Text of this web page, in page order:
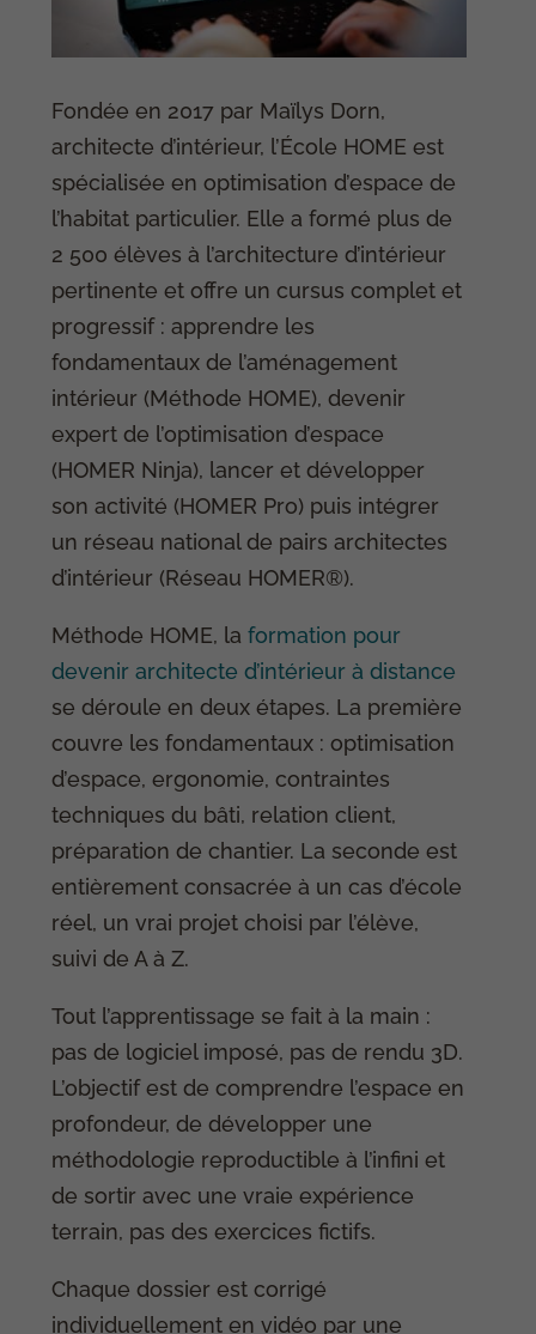
Fondée en 2017 par Maïlys Dorn,
architecte d’intérieur, l’École HOME est
spécialisée en optimisation d’espace de
l’habitat particulier. Elle a formé plus de
2 500 élèves à l’architecture d’intérieur
pertinente et offre un cursus complet et
progressif : apprendre les
fondamentaux de l’aménagement
intérieur (Méthode HOME), devenir
expert de l’optimisation d’espace
(HOMER Ninja), lancer et développer
son activité (HOMER Pro) puis intégrer
un réseau national de pairs architectes
d’intérieur (Réseau HOMER®).
Méthode HOME, laformation pour
devenir architecte d’intérieur à distance
se déroule en deux étapes. La première
couvre les fondamentaux : optimisation
d’espace, ergonomie, contraintes
techniques du bâti, relation client,
préparation de chantier. La seconde est
entièrement consacrée à un cas d’école
réel, un vrai projet choisi par l’élève,
suivi de A à Z.
Tout l’apprentissage se fait à la main :
pas de logiciel imposé, pas de rendu 3D.
L’objectif est de comprendre l’espace en
profondeur, de développer une
méthodologie reproductible à l’infini et
de sortir avec une vraie expérience
terrain, pas des exercices fictifs.
Chaque dossier est corrigé
individuellement en vidéo par une